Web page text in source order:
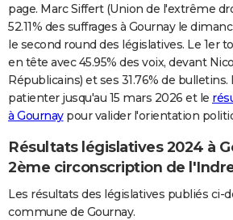
Carte de Noël
Carte Bonne année
Carte Saint-Valentin
Carte Pâques
Carte d'anniversaire
DICTIONNAIRE
Dictionnaire
Biographies
Citations
Expressions
Proverbes
PROGRAMME TV
COPAINS D'AVANT
S'inscrire
Se connecter
Lycées
Collèges
Primaires
Universités
Entreprises
Service militaire
Avis de recherche
AVIS DE DÉCÈS
FORUM
Bricolage
Lifestyle
Culture
Sport
Auto
Television
Voyage
Cinema
page. Marc Siffert (Union de l'extrême
52.11% des suffrages à Gournay le
le second round des législatives. Le 1er
en tête avec 45.95% des voix, devant
Républicains) et ses 31.76% de
patienter jusqu'au 15 mars 2026 et le
à Gournaypour valider l'orientation
Résultats législatives 2024 à
2ème circonscription de
Les résultats des législatives publiés ci-
commune de Gournay.